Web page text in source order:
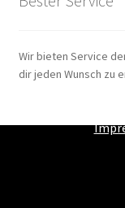
Wir bieten Service
dir jeden Wunsch zu